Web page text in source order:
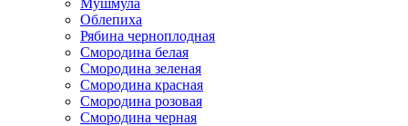
Облепиха
Рябина черноплодная
Смородина белая
Смородина зеленая
Смородина красная
Смородина розовая
Смородина черная